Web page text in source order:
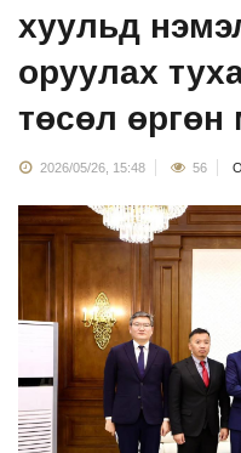
хуульд
оруулах
төсөл өргөн
2026/05/26, 15:48 56